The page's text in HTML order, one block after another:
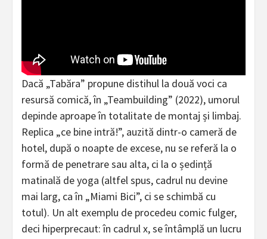
Dacă „Tabăra” propune distihul la două voci ca
resursă comică, în „Teambuilding” (2022), umorul
depinde aproape în totalitate de montaj și limbaj.
Replica „ce bine intră!”, auzită dintr-o cameră de
hotel, după o noapte de excese, nu se referă la o
formă de penetrare sau alta, ci la o ședință
matinală de yoga (altfel spus, cadrul nu devine
mai larg, ca în „Miami Bici”, ci se schimbă cu
totul). Un alt exemplu de procedeu comic fulger,
deci hiperprecaut: în cadrul x, se întâmplă un lucru